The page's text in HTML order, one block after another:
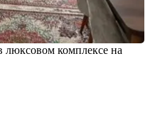
люксовом комплексе на